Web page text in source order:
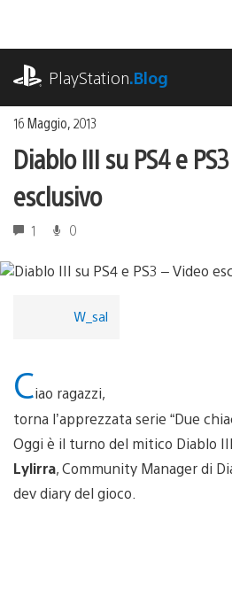
contenuto
PlayStation.Blog
16 Maggio, 2013
Diablo III su PS4 e
esclusivo
1 0
W_sal
Ciao ragazzi,
torna l’apprezzata serie “Due
Oggi è il turno del mitico Diablo III.
Lylirra, Community Manager di
dev diary del gioco.